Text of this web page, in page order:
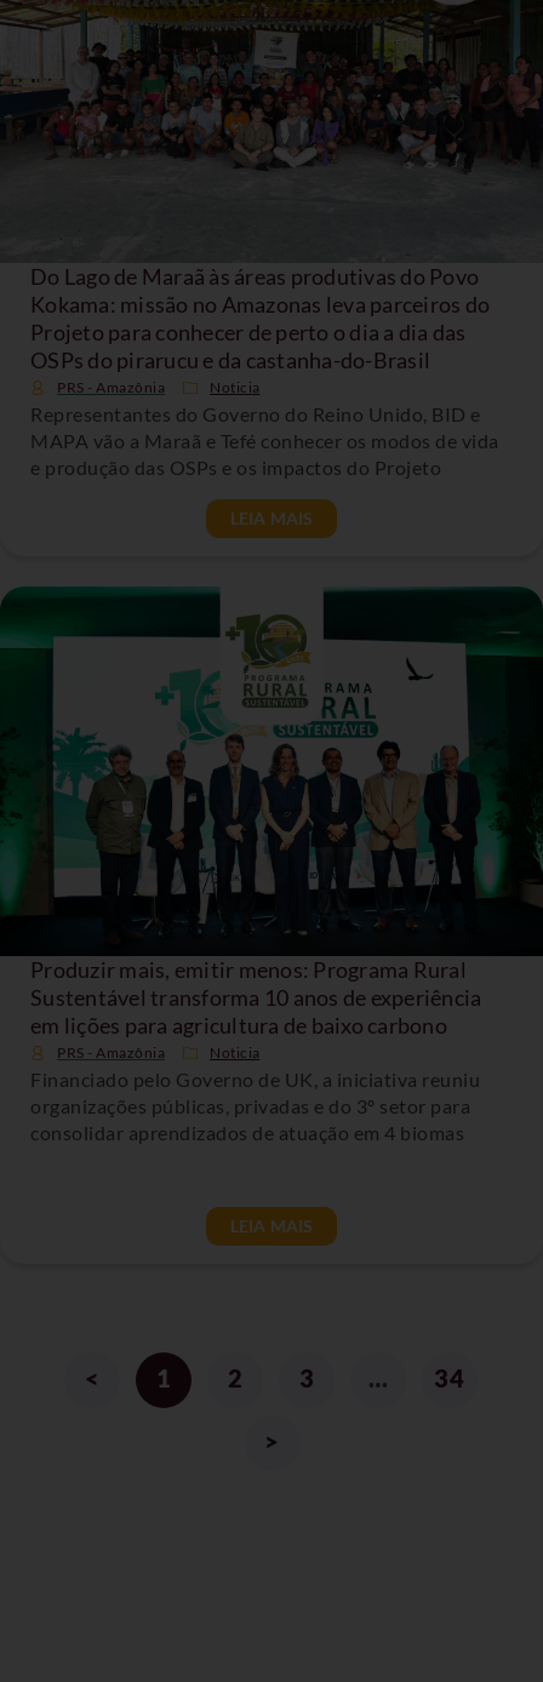
Do Lago de Maraã às áreas produtivas do Povo
Kokama: missão no Amazonas leva parceiros do
Projeto para conhecer de perto o dia a dia das
OSPs do pirarucu e da castanha-do-Brasil
PRS - Amazônia Noticia
Representantes do Governo do Reino Unido, BID e
MAPA vão a Maraã e Tefé conhecer os modos de vida
e produção das OSPs e os impactos do Projeto
LEIA MAIS
Produzir mais, emitir menos: Programa Rural
Sustentável transforma 10 anos de experiência
em lições para agricultura de baixo carbono
PRS - Amazônia Noticia
Financiado pelo Governo de UK, a iniciativa reuniu
organizações públicas, privadas e do 3º setor para
consolidar aprendizados de atuação em 4 biomas
LEIA MAIS
< 1 2 3 … 34
>